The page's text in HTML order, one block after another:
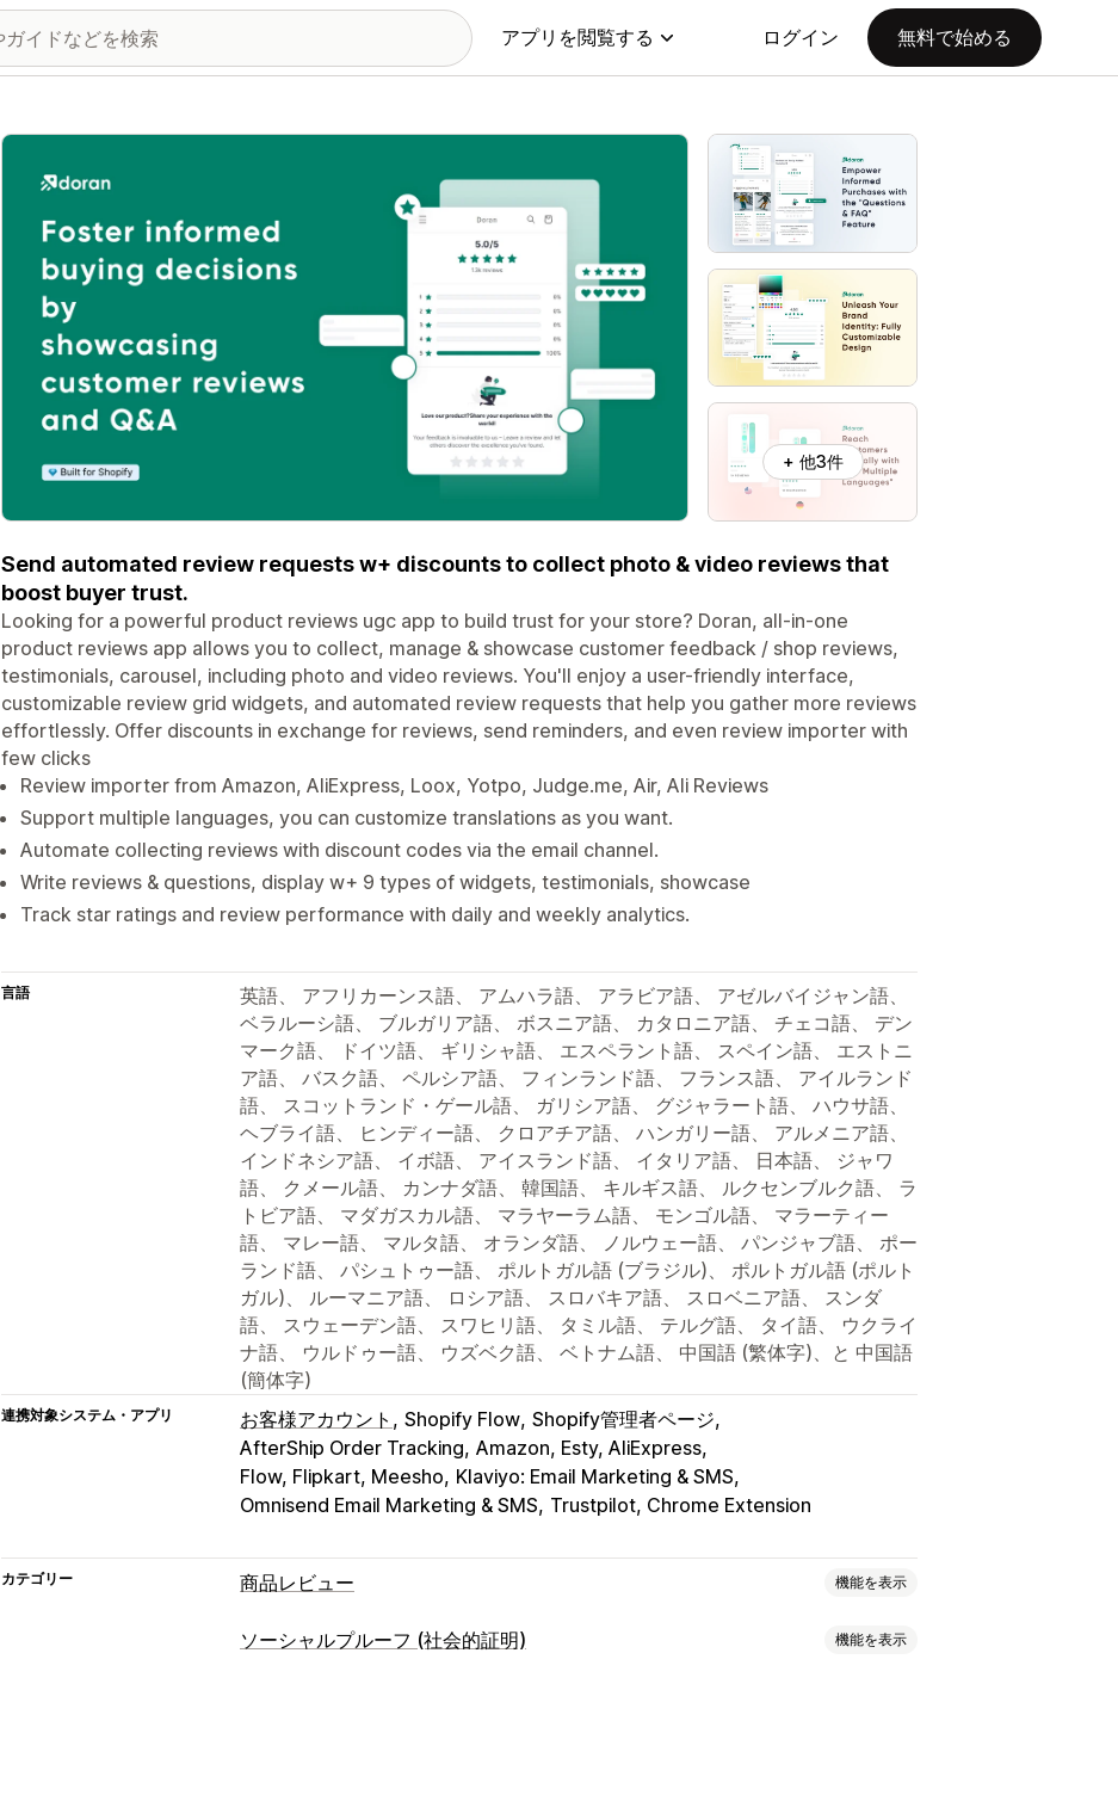
アプリを閲覧する ログイン 無料で始める
特集の画像ギャラリー
+ 他3件
Send automated review requests w+ discounts to collect photo & video reviews that
boost buyer trust.
Looking for a powerful product reviews ugc app to build trust for your store? Doran, all-in-one
product reviews app allows you to collect, manage & showcase customer feedback / shop reviews,
testimonials, carousel, including photo and video reviews. You'll enjoy a user-friendly interface,
customizable review grid widgets, and automated review requests that help you gather more reviews
effortlessly. Offer discounts in exchange for reviews, send reminders, and even review importer with
few clicks
Review importer from Amazon, AliExpress, Loox, Yotpo, Judge.me, Air, Ali Reviews
Support multiple languages, you can customize translations as you want.
Automate collecting reviews with discount codes via the email channel.
Write reviews & questions, display w+ 9 types of widgets, testimonials, showcase
Track star ratings and review performance with daily and weekly analytics.
言語
英語、 アフリカーンス語、 アムハラ語、 アラビア語、 アゼルバイジャン語、
ベラルーシ語、 ブルガリア語、 ボスニア語、 カタロニア語、 チェコ語、 デン
マーク語、 ドイツ語、 ギリシャ語、 エスペラント語、 スペイン語、 エストニ
ア語、 バスク語、 ペルシア語、 フィンランド語、 フランス語、 アイルランド
語、 スコットランド・ゲール語、 ガリシア語、 グジャラート語、 ハウサ語、
ヘブライ語、 ヒンディー語、 クロアチア語、 ハンガリー語、 アルメニア語、
インドネシア語、 イボ語、 アイスランド語、 イタリア語、 日本語、 ジャワ
語、 クメール語、 カンナダ語、 韓国語、 キルギス語、 ルクセンブルク語、 ラ
トビア語、 マダガスカル語、 マラヤーラム語、 モンゴル語、 マラーティー
語、 マレー語、 マルタ語、 オランダ語、 ノルウェー語、 パンジャブ語、 ポー
ランド語、 パシュトゥー語、 ポルトガル語 (ブラジル)、 ポルトガル語 (ポルト
ガル)、 ルーマニア語、 ロシア語、 スロバキア語、 スロベニア語、 スンダ
語、 スウェーデン語、 スワヒリ語、 タミル語、 テルグ語、 タイ語、 ウクライ
ナ語、 ウルドゥー語、 ウズベク語、 ベトナム語、 中国語 (繁体字)、と 中国語
(簡体字)
連携対象システム・アプリ お客様アカウント Shopify Flow Shopify管理者ページ
AfterShip Order Tracking Amazon, Esty, AliExpress
Flow, Flipkart, Meesho Klaviyo: Email Marketing & SMS
Omnisend Email Marketing & SMS Trustpilot, Chrome Extension
カテゴリー 商品レビュー 機能を表示
表示オプション
ソーシャルプルーフ (社会的証明) 機能を表示